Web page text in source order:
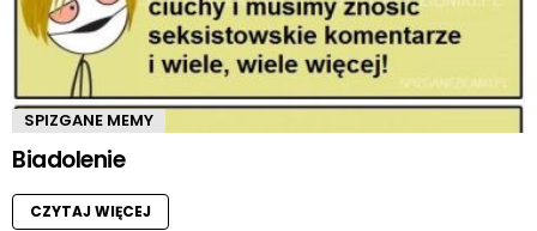
SPIZGANE MEMY
Biadolenie
CZYTAJ WIĘCEJ